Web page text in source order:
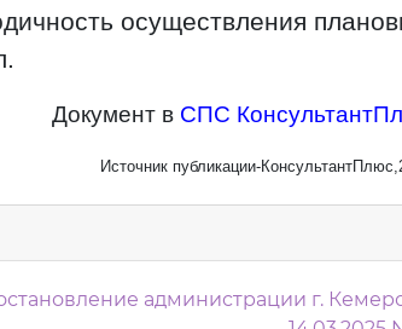
осуществления
Документ в СПС
Источник публикации-
администрации г.